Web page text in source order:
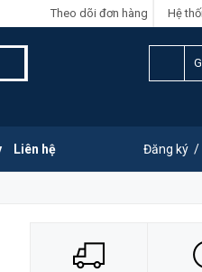
Hệ
Theo dõi đơn hàng
Liên hệ Đăng ký /
LIÊN HỆ ĐẶT